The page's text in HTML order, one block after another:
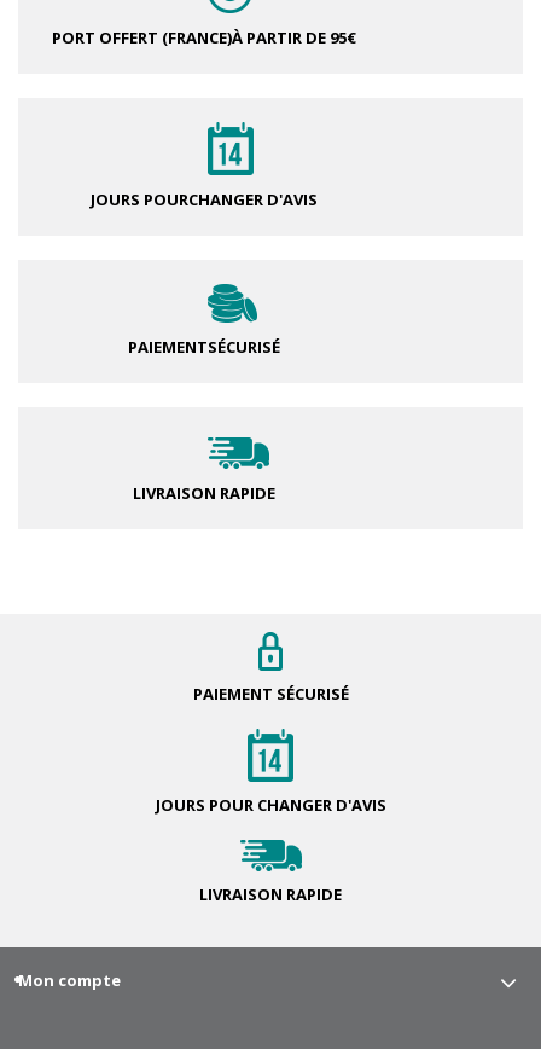
PORT OFFERT (FRANCE)À PARTIR DE 95€
JOURS POURCHANGER D'AVIS
PAIEMENTSÉCURISÉ
LIVRAISON RAPIDE
PAIEMENT SÉCURISÉ
JOURS POUR CHANGER D'AVIS
LIVRAISON RAPIDE
Mon compte